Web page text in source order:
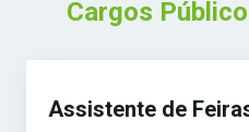
Cargos
Assistente de